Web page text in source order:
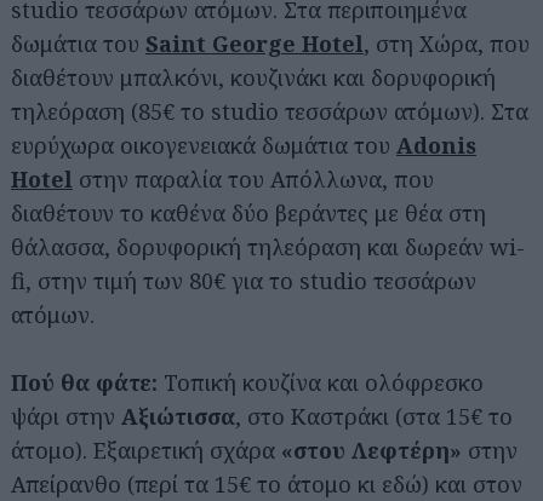
studio τεσσάρων ατόμων. Στα περιποιημένα
δωμάτια του Saint George Hotel, στη Χώρα, που
διαθέτουν μπαλκόνι, κουζινάκι και δορυφορική
τηλεόραση (85€ το studio τεσσάρων ατόμων). Στα
ευρύχωρα οικογενειακά δωμάτια του Adonis
Hotel στην παραλία του Απόλλωνα, που
διαθέτουν το καθένα δύο βεράντες με θέα στη
θάλασσα, δορυφορική τηλεόραση και δωρεάν wi-
fi, στην τιμή των 80€ για το studio τεσσάρων
ατόμων.
Πού θα φάτε: Τοπική κουζίνα και ολόφρεσκο
ψάρι στην Αξιώτισσα, στο Καστράκι (στα 15€ το
άτομο). Εξαιρετική σχάρα «στου Λεφτέρη» στην
Απείρανθο (περί τα 15€ το άτομο κι εδώ) και στον